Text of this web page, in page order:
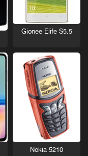
Gionee Elife S5.5
Nokia 5210